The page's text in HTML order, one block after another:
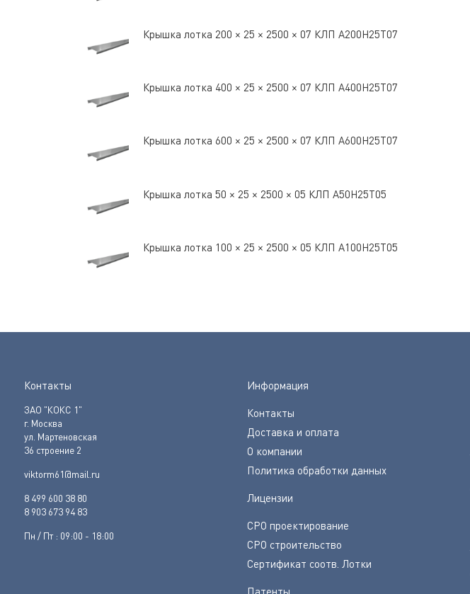
Крышка лотка 200 × 25 × 2500 × 07 КЛП А200Н25Т07
Крышка лотка 400 × 25 × 2500 × 07 КЛП А400Н25Т07
Крышка лотка 600 × 25 × 2500 × 07 КЛП А600Н25Т07
Крышка лотка 50 × 25 × 2500 × 05 КЛП А50Н25Т05
Крышка лотка 100 × 25 × 2500 × 05 КЛП А100Н25Т05
Контакты
ЗАО "КОКС 1"
г. Москва
ул. Мартеновская
36 строение 2
viktorm61@mail.ru
8 499 600 38 80
8 903 673 94 83
Пн / Пт : 09:00 - 18:00
Информация
Контакты
Доставка и оплата
О компании
Политика обработки данных
Лицензии
СРО проектирование
СРО строительство
Сертификат соотв. Лотки
Патенты